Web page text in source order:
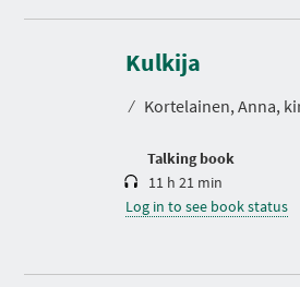
Kulkija
⁄ Kortelainen, Anna,
Talking book
D
r
a
i
11 h 21 min
Log in to see book status